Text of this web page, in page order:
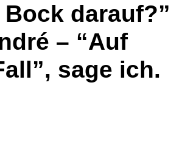
Bock darauf?”
– “Auf
sage ich.